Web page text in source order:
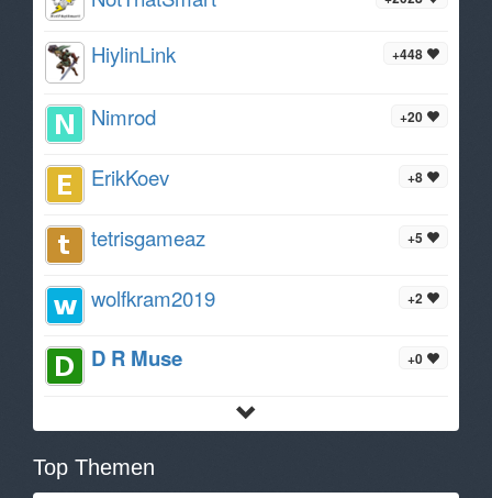
+448
HiylinLink
+20
Nimrod
+8
ErikKoev
+5
tetrisgameaz
+2
wolfkram2019
+0
D R Muse
Top Themen